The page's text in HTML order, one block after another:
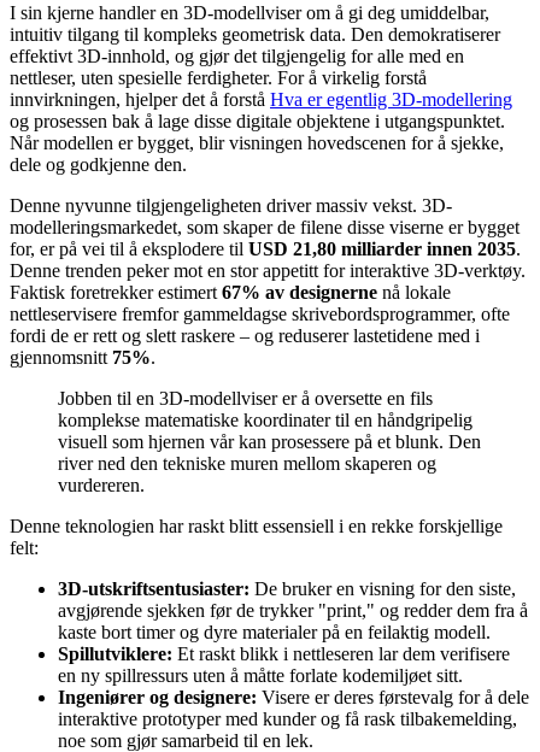
I sin kjerne handler en 3D-modellviser om å gi deg umiddelbar,
intuitiv tilgang til kompleks geometrisk data. Den demokratiserer
effektivt 3D-innhold, og gjør det tilgjengelig for alle med en
nettleser, uten spesielle ferdigheter. For å virkelig forstå
innvirkningen, hjelper det å forstå Hva er egentlig 3D-modellering
og prosessen bak å lage disse digitale objektene i utgangspunktet.
Når modellen er bygget, blir visningen hovedscenen for å sjekke,
dele og godkjenne den.
Denne nyvunne tilgjengeligheten driver massiv vekst. 3D-
modelleringsmarkedet, som skaper de filene disse viserne er bygget
for, er på vei til å eksplodere til USD 21,80 milliarder innen 2035.
Denne trenden peker mot en stor appetitt for interaktive 3D-verktøy.
Faktisk foretrekker estimert 67% av designerne nå lokale
nettleservisere fremfor gammeldagse skrivebordsprogrammer, ofte
fordi de er rett og slett raskere – og reduserer lastetidene med i
gjennomsnitt 75%.
Jobben til en 3D-modellviser er å oversette en fils
komplekse matematiske koordinater til en håndgripelig
visuell som hjernen vår kan prosessere på et blunk. Den
river ned den tekniske muren mellom skaperen og
vurdereren.
Denne teknologien har raskt blitt essensiell i en rekke forskjellige
felt:
3D-utskriftsentusiaster: De bruker en visning for den siste,
avgjørende sjekken før de trykker "print," og redder dem fra å
kaste bort timer og dyre materialer på en feilaktig modell.
Spillutviklere: Et raskt blikk i nettleseren lar dem verifisere
en ny spillressurs uten å måtte forlate kodemiljøet sitt.
Ingeniører og designere: Visere er deres førstevalg for å dele
interaktive prototyper med kunder og få rask tilbakemelding,
noe som gjør samarbeid til en lek.